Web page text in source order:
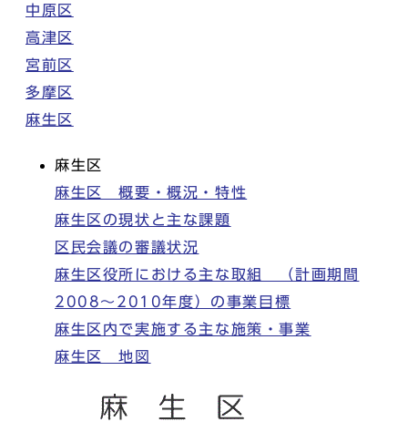
中原区
高津区
宮前区
多摩区
麻生区
麻生区
麻生区 概要・概況・特性
麻生区の現状と主な課題
区民会議の審議状況
麻生区役所における主な取組 （計画期間
2008～2010年度）の事業目標
麻生区内で実施する主な施策・事業
麻生区 地図